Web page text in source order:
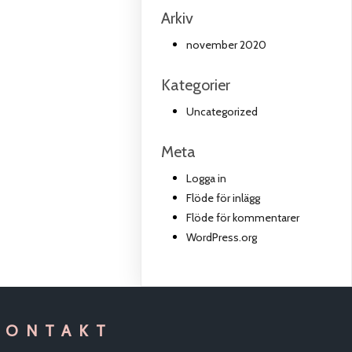
Arkiv
november 2020
Kategorier
Uncategorized
Meta
Logga in
Flöde för inlägg
Flöde för kommentarer
WordPress.org